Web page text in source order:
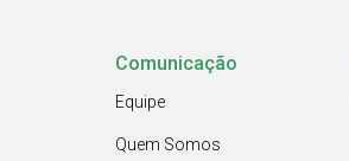
Comunicação
Equipe
Quem Somos